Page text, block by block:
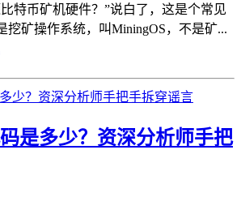
特币矿机硬件？”说白了，这是个常见
挖矿操作系统，叫MiningOS，不是矿...
是多少？资深分析师手把